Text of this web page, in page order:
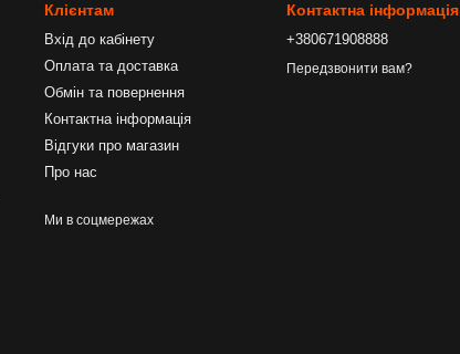
Клієнтам
Вхід до кабінету
Оплата та доставка
Обмін та повернення
Контактна інформація
Відгуки про магазин
Про нас
Ми в соцмережах
Контактна інформація
+380671908888
Передзвонити вам?